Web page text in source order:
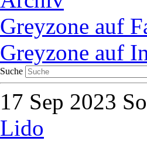
Greyzone auf
Greyzone auf
Suche
17 Sep 2023
Lido